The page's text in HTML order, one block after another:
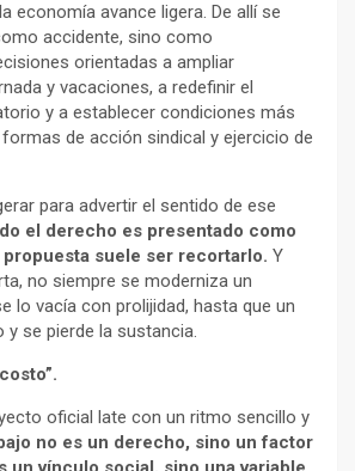
economía avance ligera. De allí se
accidente, sino como
orientadas a ampliar
y vacaciones, a redefinir el
y a establecer condiciones más
de acción sindical y ejercicio de
para advertir el sentido de ese
el derecho es presentado como
suele ser recortarlo. Y
no siempre se moderniza un
lo vacía con prolijidad, hasta que un
y se pierde la sustancia.
oficial late con un ritmo sencillo y
no es un derecho, sino un factor